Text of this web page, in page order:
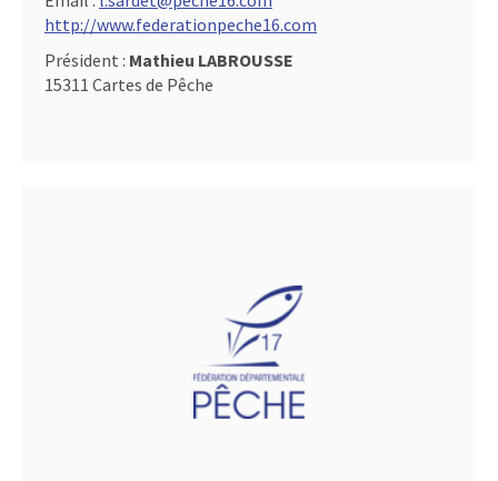
http://www.federationpeche16.com
Président : Mathieu LABROUSSE
15311 Cartes de Pêche